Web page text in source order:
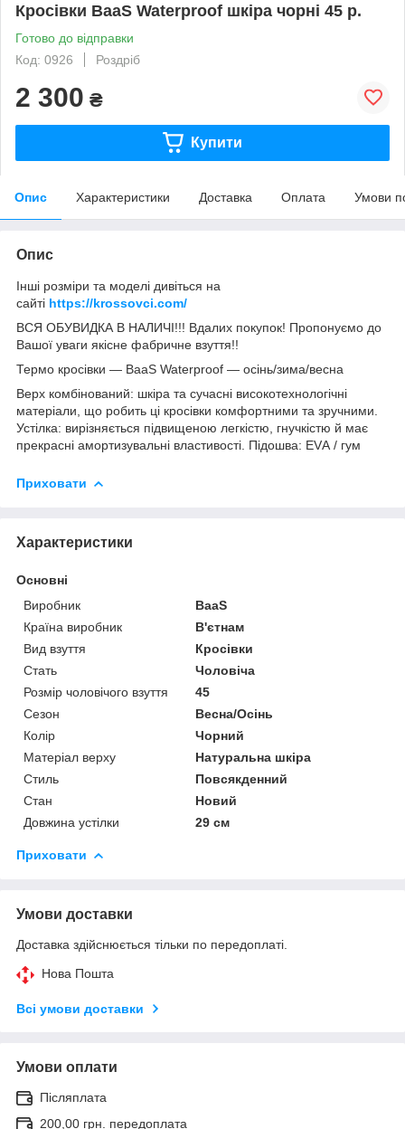
Кросівки BaaS Waterproof шкіра чорні 45 р.
Готово до відправки
Код: 0926
Роздріб
2 300 ₴
Купити
Опис Характеристики Доставка Оплата Умови
Опис
Інші розміри та моделі дивіться на
сайті https://krossovci.com/
ВСЯ ОБУВИДКА В НАЛИЧІ!!! Вдалих покупок! Пропонуємо до
Вашої уваги якісне фабричне взуття!!
Термо кросівки — BaaS Waterproof — осінь/зима/весна
Верх комбінований: шкіра та сучасні високотехнологічні
матеріали, що робить ці кросівки комфортними та зручними.
Устілка: вирізняється підвищеною легкістю, гнучкістю й має
прекрасні амортизувальні властивості. Підошва: ЕVА / гум
Приховати
Характеристики
Основні
Виробник
BaaS
Країна виробник
В'єтнам
Вид взуття
Кросівки
Стать
Чоловіча
Розмір чоловічого взуття
45
Сезон
Весна/Осінь
Колір
Чорний
Матеріал верху
Натуральна шкіра
Стиль
Повсякденний
Стан
Новий
Довжина устілки
29 см
Приховати
Умови доставки
Доставка здійснюється тільки по передоплаті.
Нова Пошта
Всі умови доставки
Умови оплати
Післяплата
200,00 грн. передоплата